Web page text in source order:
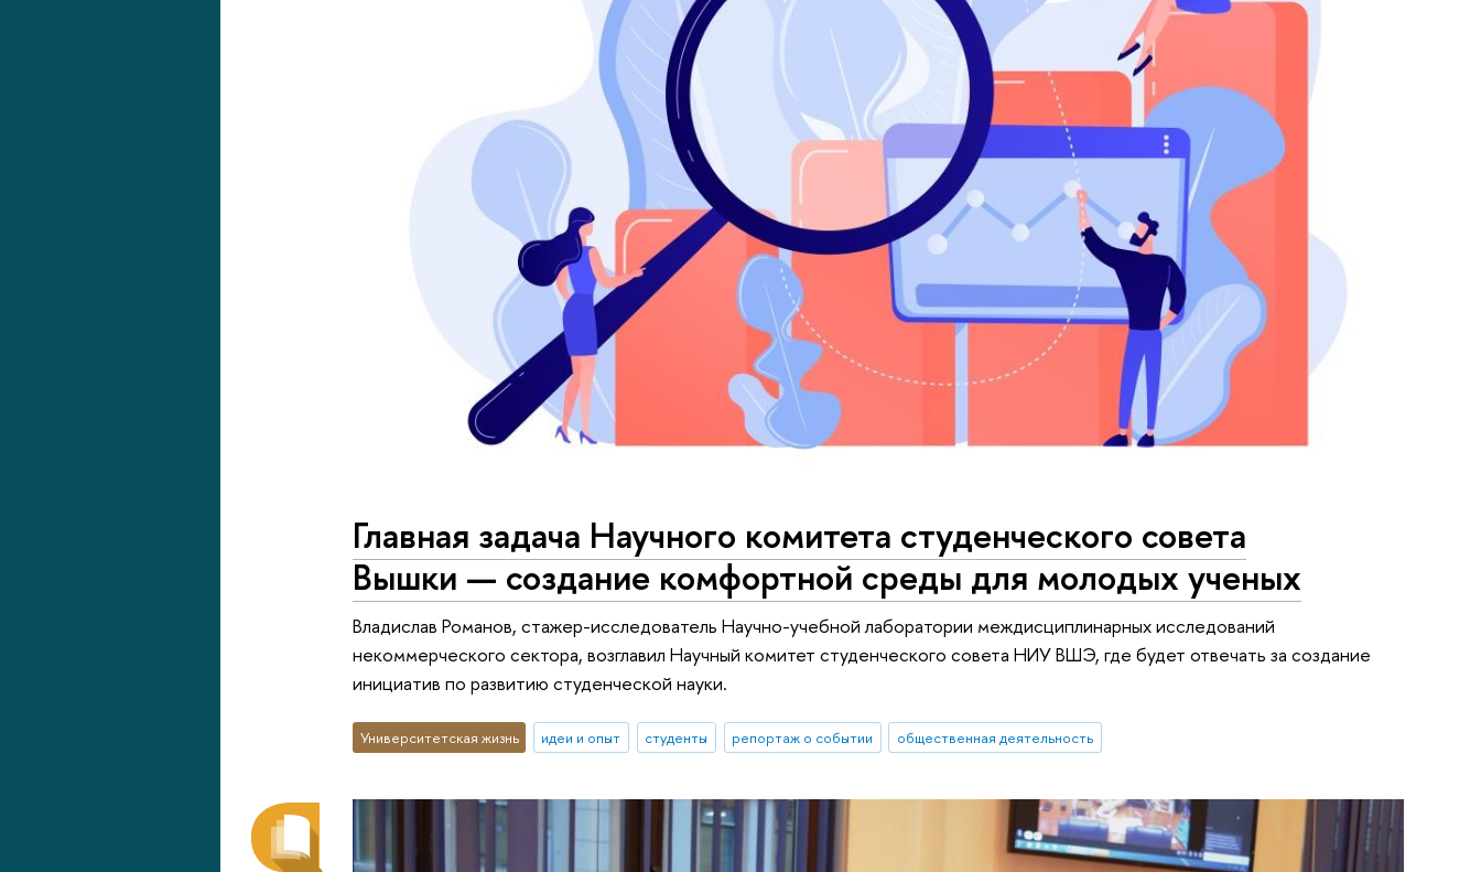
Главная задача Научного комитета студенческого совета
Вышки — создание комфортной среды для молодых ученых
Владислав Романов, стажер-исследователь Научно-учебной лаборатории междисциплинарных исследований
некоммерческого сектора, возглавил Научный комитет студенческого совета НИУ ВШЭ, где будет отвечать за создание
инициатив по развитию студенческой науки.
Университетская жизнь идеи и опыт студенты репортаж о событии общественная деятельность